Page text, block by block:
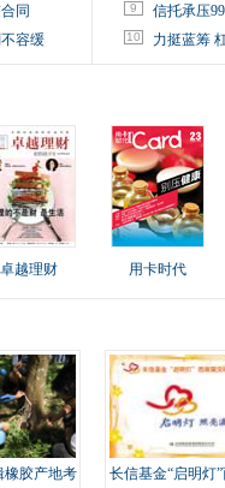
同
容缓
9 信托承压
10 力挺蓝筹
卓越理财 用卡时代
橡胶产地考
长信基金“启明灯